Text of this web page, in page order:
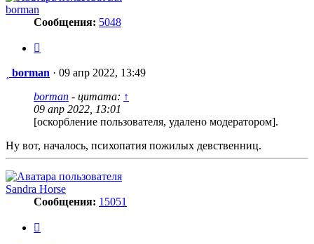
borman
Сообщения: 5048
Сообщение
borman · 09 апр 2022, 13:49
borman - цитата: ↑
09 апр 2022, 13:01
[оскорбление пользователя, удалено модератором].
Ну вот, началось, психопатия пожилых девственниц.
Sandra Horse
Сообщения: 15051